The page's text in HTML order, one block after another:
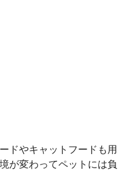
ドやキャットフードも用
が変わってペットには負